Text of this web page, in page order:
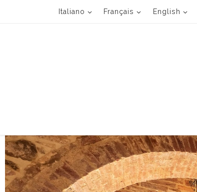
Passa al contenuto
Italiano Français English